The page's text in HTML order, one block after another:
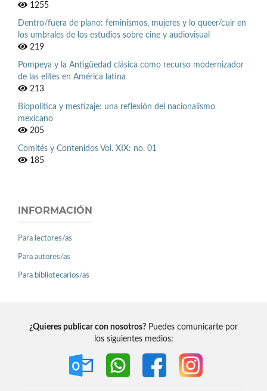
1255
Dentro/fuera de plano: feminismos, mujeres y lo queer/cuir en
los umbrales de los estudios sobre cine y audiovisual
219
Pompeya y la Antigüedad clásica como recurso modernizador
de las elites en América latina
213
Biopolítica y mestizaje: una reflexión del nacionalismo
mexicano
205
Comités y Contenidos Vol. XIX: no. 01
185
INFORMACIÓN
Para lectores/as
Para autores/as
Para bibliotecarios/as
¿Quieres publicar con nosotros? Puedes comunicarte por
los siguientes medios: